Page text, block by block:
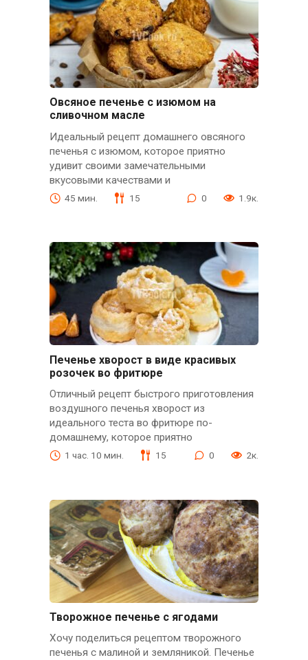
Овсяное печенье с изюмом на
сливочном масле
Идеальный рецепт домашнего овсяного
печенья с изюмом, которое приятно
удивит своими замечательными
вкусовыми качествами и
45 мин. 15 0 1.9к.
Печенье хворост в виде красивых
розочек во фритюре
Отличный рецепт быстрого приготовления
воздушного печенья хворост из
идеального теста во фритюре по-
домашнему, которое приятно
1 час. 10 мин. 15 0 2к.
Творожное печенье с ягодами
Хочу поделиться рецептом творожного
печенья с малиной и земляникой. Печенье